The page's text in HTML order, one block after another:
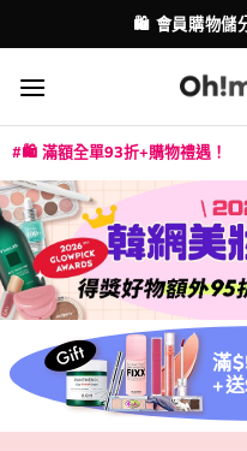
to
content
💳 支援消費券、FPS
🛍️ 滿額全單93折+購物禮遇！
滿
+